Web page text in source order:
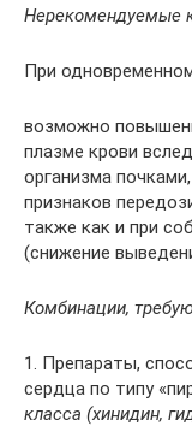
Нерекомендуемые
При
возможно
плазме крови
организма
признаков
также как и при
(снижение
Комбинации,
1. Препараты,
сердца по типу
класса (хинидин,